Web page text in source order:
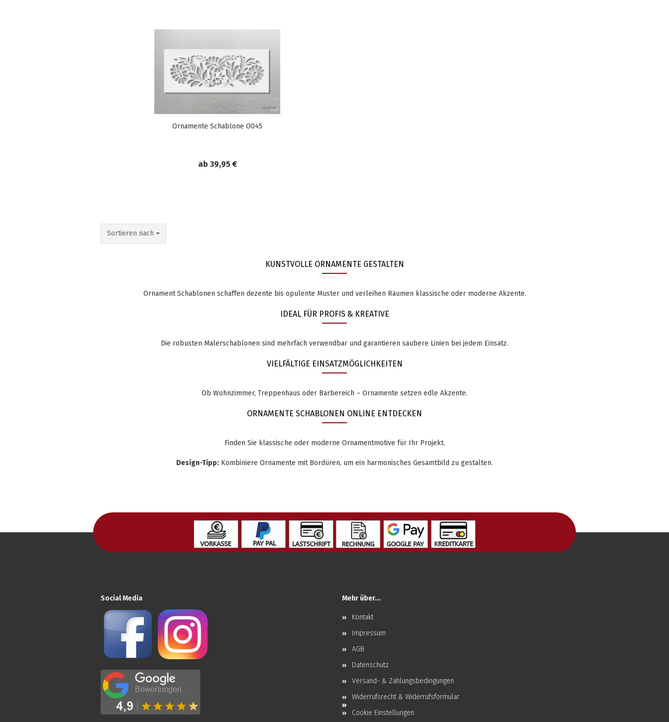
Ornamente Schablone O045
ab 39,95 €
Sortieren nach
Sortieren nach
KUNSTVOLLE ORNAMENTE GESTALTEN
Ornament Schablonen schaffen dezente bis opulente Muster und verleihen Räumen klassische oder moderne Akzente.
IDEAL FÜR PROFIS & KREATIVE
Die robusten Malerschablonen sind mehrfach verwendbar und garantieren saubere Linien bei jedem Einsatz.
VIELFÄLTIGE EINSATZMÖGLICHKEITEN
Ob Wohnzimmer, Treppenhaus oder Barbereich – Ornamente setzen edle Akzente.
ORNAMENTE SCHABLONEN ONLINE ENTDECKEN
Finden Sie klassische oder moderne Ornamentmotive für Ihr Projekt.
Design-Tipp: Kombiniere Ornamente mit Bordüren, um ein harmonisches Gesamtbild zu gestalten.
Social Media Mehr über...
Kontakt
Impressum
AGB
Datenschutz
Versand- & Zahlungsbedingungen
Widerrufsrecht & Widerrufsformular
Cookie Einstellungen